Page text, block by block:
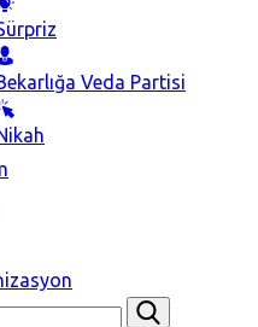
Veda Partisi